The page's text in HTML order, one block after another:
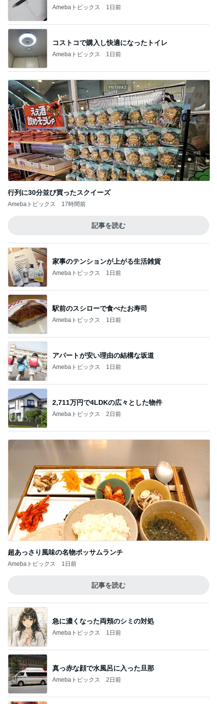
Amebaトピックス 1日前
コストコで購入し快適になったトイレ
Amebaトピックス 1日前
行列に30分並び買ったスクイーズ
Amebaトピックス 17時間前
記事を読む
家事のテンションが上がる生活雑貨
Amebaトピックス 1日前
駅前のスシローで食べたお寿司
Amebaトピックス 1日前
アパートが安い理由の結構な坂道
Amebaトピックス 1日前
2,711万円で4LDKの広々とした物件
Amebaトピックス 2日前
超あっさり風味の名物ポッサムランチ
Amebaトピックス 1日前
記事を読む
急に濃くなった両頬のシミの対処
Amebaトピックス 1日前
真っ赤な顔で水風呂に入った旦那
Amebaトピックス 2日前